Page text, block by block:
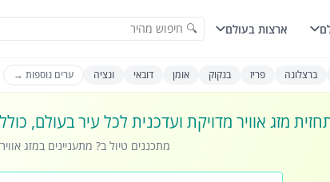
ארצות בעולם 🔍 חיפוש מהיר
ברצלונה פריז בנקוק אומן דובאי ונציה ערים נוספות →
מזג אוויר מדויקת ועדכנית לכל עיר בעולם,
מתכננים טיול ב? מתעניינים במזג